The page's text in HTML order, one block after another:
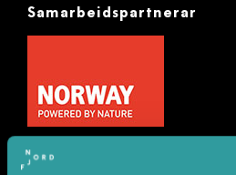
Samarbeidspartnerar